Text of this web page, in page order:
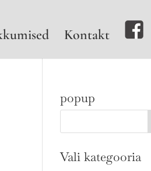
Kontakt
popup
Vali kategooria